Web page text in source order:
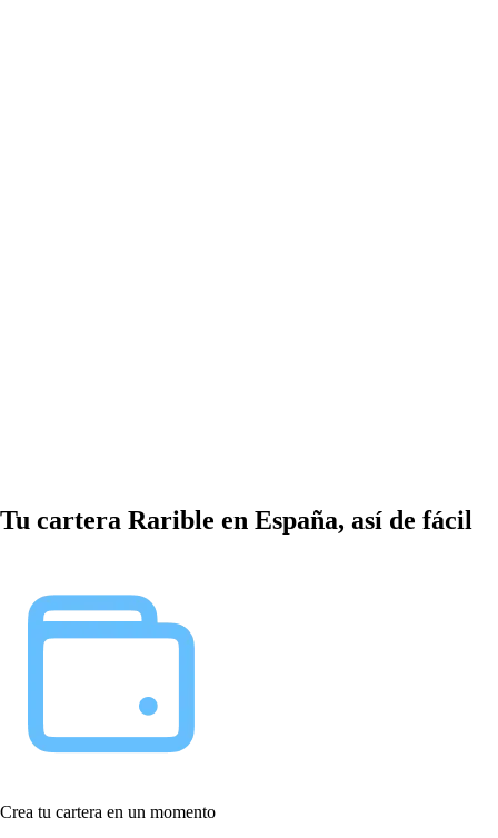
Tu cartera Rarible en España, así de fácil
Crea tu cartera en un momento